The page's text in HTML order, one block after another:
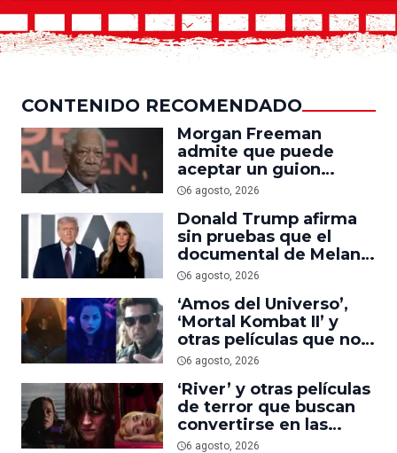
CONTENIDO RECOMENDADO
Morgan Freeman
admite que puede
aceptar un guion
mediocre si le pagan lo
6 agosto, 2026
Donald Trump afirma
sin pruebas que el
documental de Melania
es ‘la película número
6 agosto, 2026
‘Amos del Universo’,
‘Mortal Kombat II’ y
otras películas que no
dominaron la taquilla
streaming
6 agosto, 2026
‘River’ y otras películas
de terror que buscan
convertirse en las
nuevas ‘Obsession’ y
6 agosto, 2026